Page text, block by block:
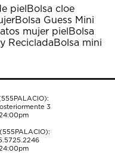
piel Bolsa cloe
Bolsa Guess Mini
mujer piel Bolsa
RecicladaBolsa mini
3